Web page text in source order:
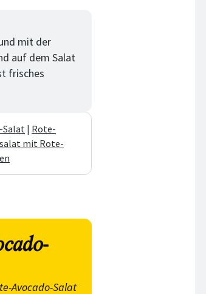
mit der
auf dem Salat
frisches
Salat| Rote-
mit Rote-
Avocado-Salat